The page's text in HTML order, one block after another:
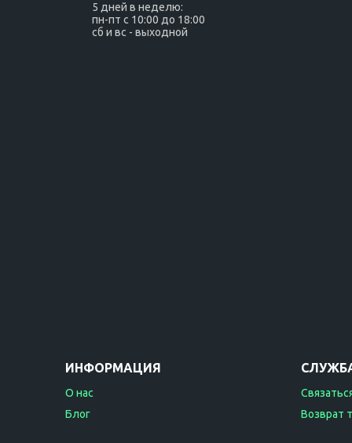
5 дней в неделю:
пн-пт с 10:00 до 18:00
сб и вс - выходной
ИНФОРМАЦИЯ
О нас
Блог
Возврат